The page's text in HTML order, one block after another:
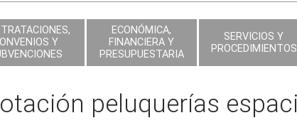
Y
ECONÓMICA,
FINANCIERA Y
PRESUPUESTARIA
SERVICIOS Y
PROCEDIMIENTOS
peluquerías